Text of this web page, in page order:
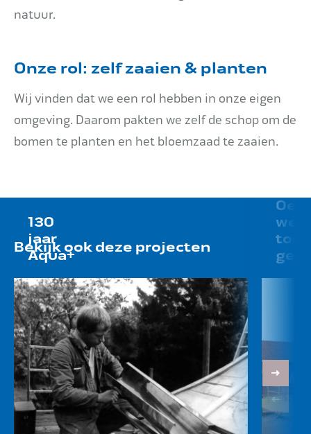
natuur.
Onze rol: zelf zaaien & planten
Wij vinden dat we een rol hebben in onze eigen
omgeving. Daarom pakten we zelf de schop om de
bomen te planten en het bloemzaad te zaaien.
Bekijk ook deze projecten
130
jaar
Aqua+